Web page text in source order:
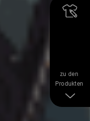
zu den
Produkten